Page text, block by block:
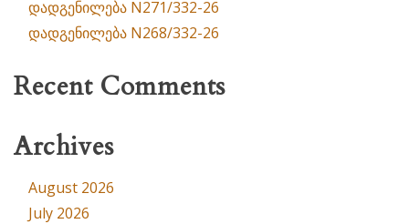
დადგენილება N271/332-26
დადგენილება N268/332-26
Recent Comments
Archives
August 2026
July 2026